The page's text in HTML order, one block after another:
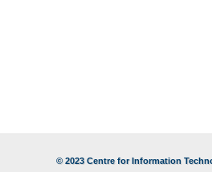
© 2023 Centre for Information